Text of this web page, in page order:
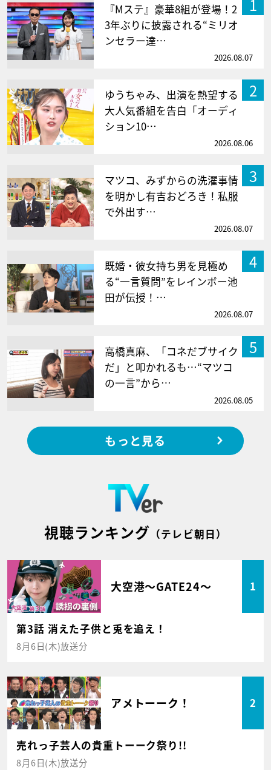
1
『Mステ』豪華8組が登場！2
3年ぶりに披露される“ミリオ
ンセラー達…
2026.08.07
2
ゆうちゃみ、出演を熱望する
大人気番組を告白「オーディ
ション10…
2026.08.06
3
マツコ、みずからの洗濯事情
を明かし有吉おどろき！私服
で外出す…
2026.08.07
4
既婚・彼女持ち男を見極め
る“一言質問”をレインボー池
田が伝授！…
2026.08.07
5
高橋真麻、「コネだブサイク
だ」と叩かれるも…“マツコ
の一言”から…
2026.08.05
もっと見る
視聴ランキング （テレビ朝日）
大空港～GATE24～ 1
第3話 消えた子供と兎を追え！
8月6日(木)放送分
アメトーーク！ 2
売れっ子芸人の貴重トーーク祭り!!
8月6日(木)放送分